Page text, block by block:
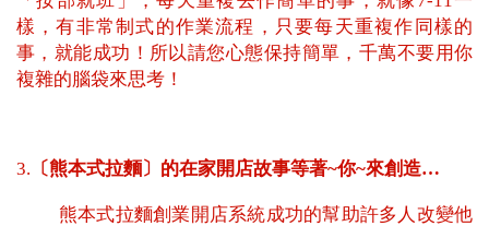
樣，有非常制式的作業流程，只要每天重複作同樣的
事，就能成功！所以請您心態保持簡單，千萬不要用你
複雜的腦袋來思考！
3. 〔熊本式拉麵〕的在家開店故事等著~你~來創造…
熊本式拉麵創業開店系統成功的幫助許多人改變他